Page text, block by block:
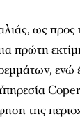
ως προς
πρώτη
ενώ
της